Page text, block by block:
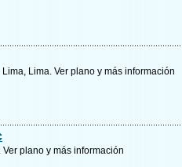
Lima, Lima. Ver plano y más información
Ver plano y más información